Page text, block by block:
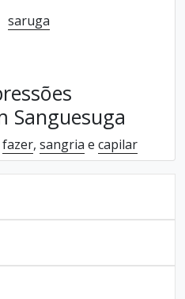
saruga
Sanguesuga
fazer, sangria e capilar